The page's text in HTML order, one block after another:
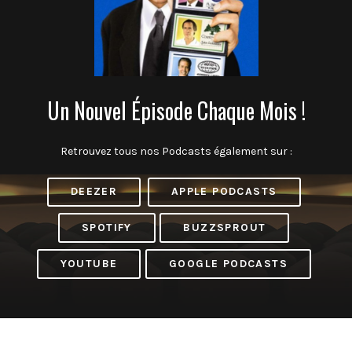
Un Nouvel Épisode Chaque Mois !
Retrouvez tous nos Podcasts également sur :
DEEZER APPLE PODCASTS
SPOTIFY BUZZSPROUT
YOUTUBE GOOGLE PODCASTS